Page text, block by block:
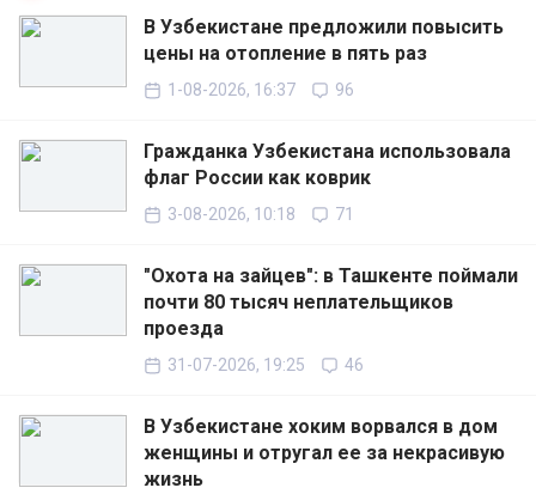
В Узбекистане предложили повысить
цены на отопление в пять раз
1-08-2026, 16:37 96
Гражданка Узбекистана использовала
флаг России как коврик
3-08-2026, 10:18 71
"Охота на зайцев": в Ташкенте поймали
почти 80 тысяч неплательщиков
проезда
31-07-2026, 19:25 46
В Узбекистане хоким ворвался в дом
женщины и отругал ее за некрасивую
жизнь